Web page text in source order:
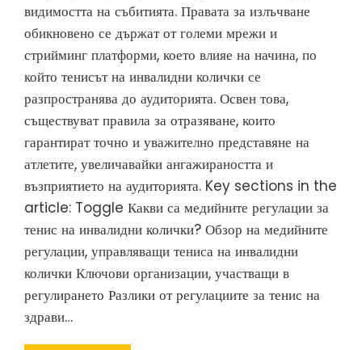
видимостта на събитията. Правата за излъчване
обикновено се държат от големи мрежи и
стрийминг платформи, което влияе на начина, по
който тенисът на инвалидни колички се
разпространява до аудиторията. Освен това,
съществуват правила за отразяване, които
гарантират точно и уважително представяне на
атлетите, увеличавайки ангажираността и
възприятието на аудиторията. Key sections in the
article: Toggle Какви са медийните регулации за
тенис на инвалидни колички? Обзор на медийните
регулации, управляващи тениса на инвалидни
колички Ключови организации, участващи в
регулирането Разлики от регулациите за тенис на
здрави…